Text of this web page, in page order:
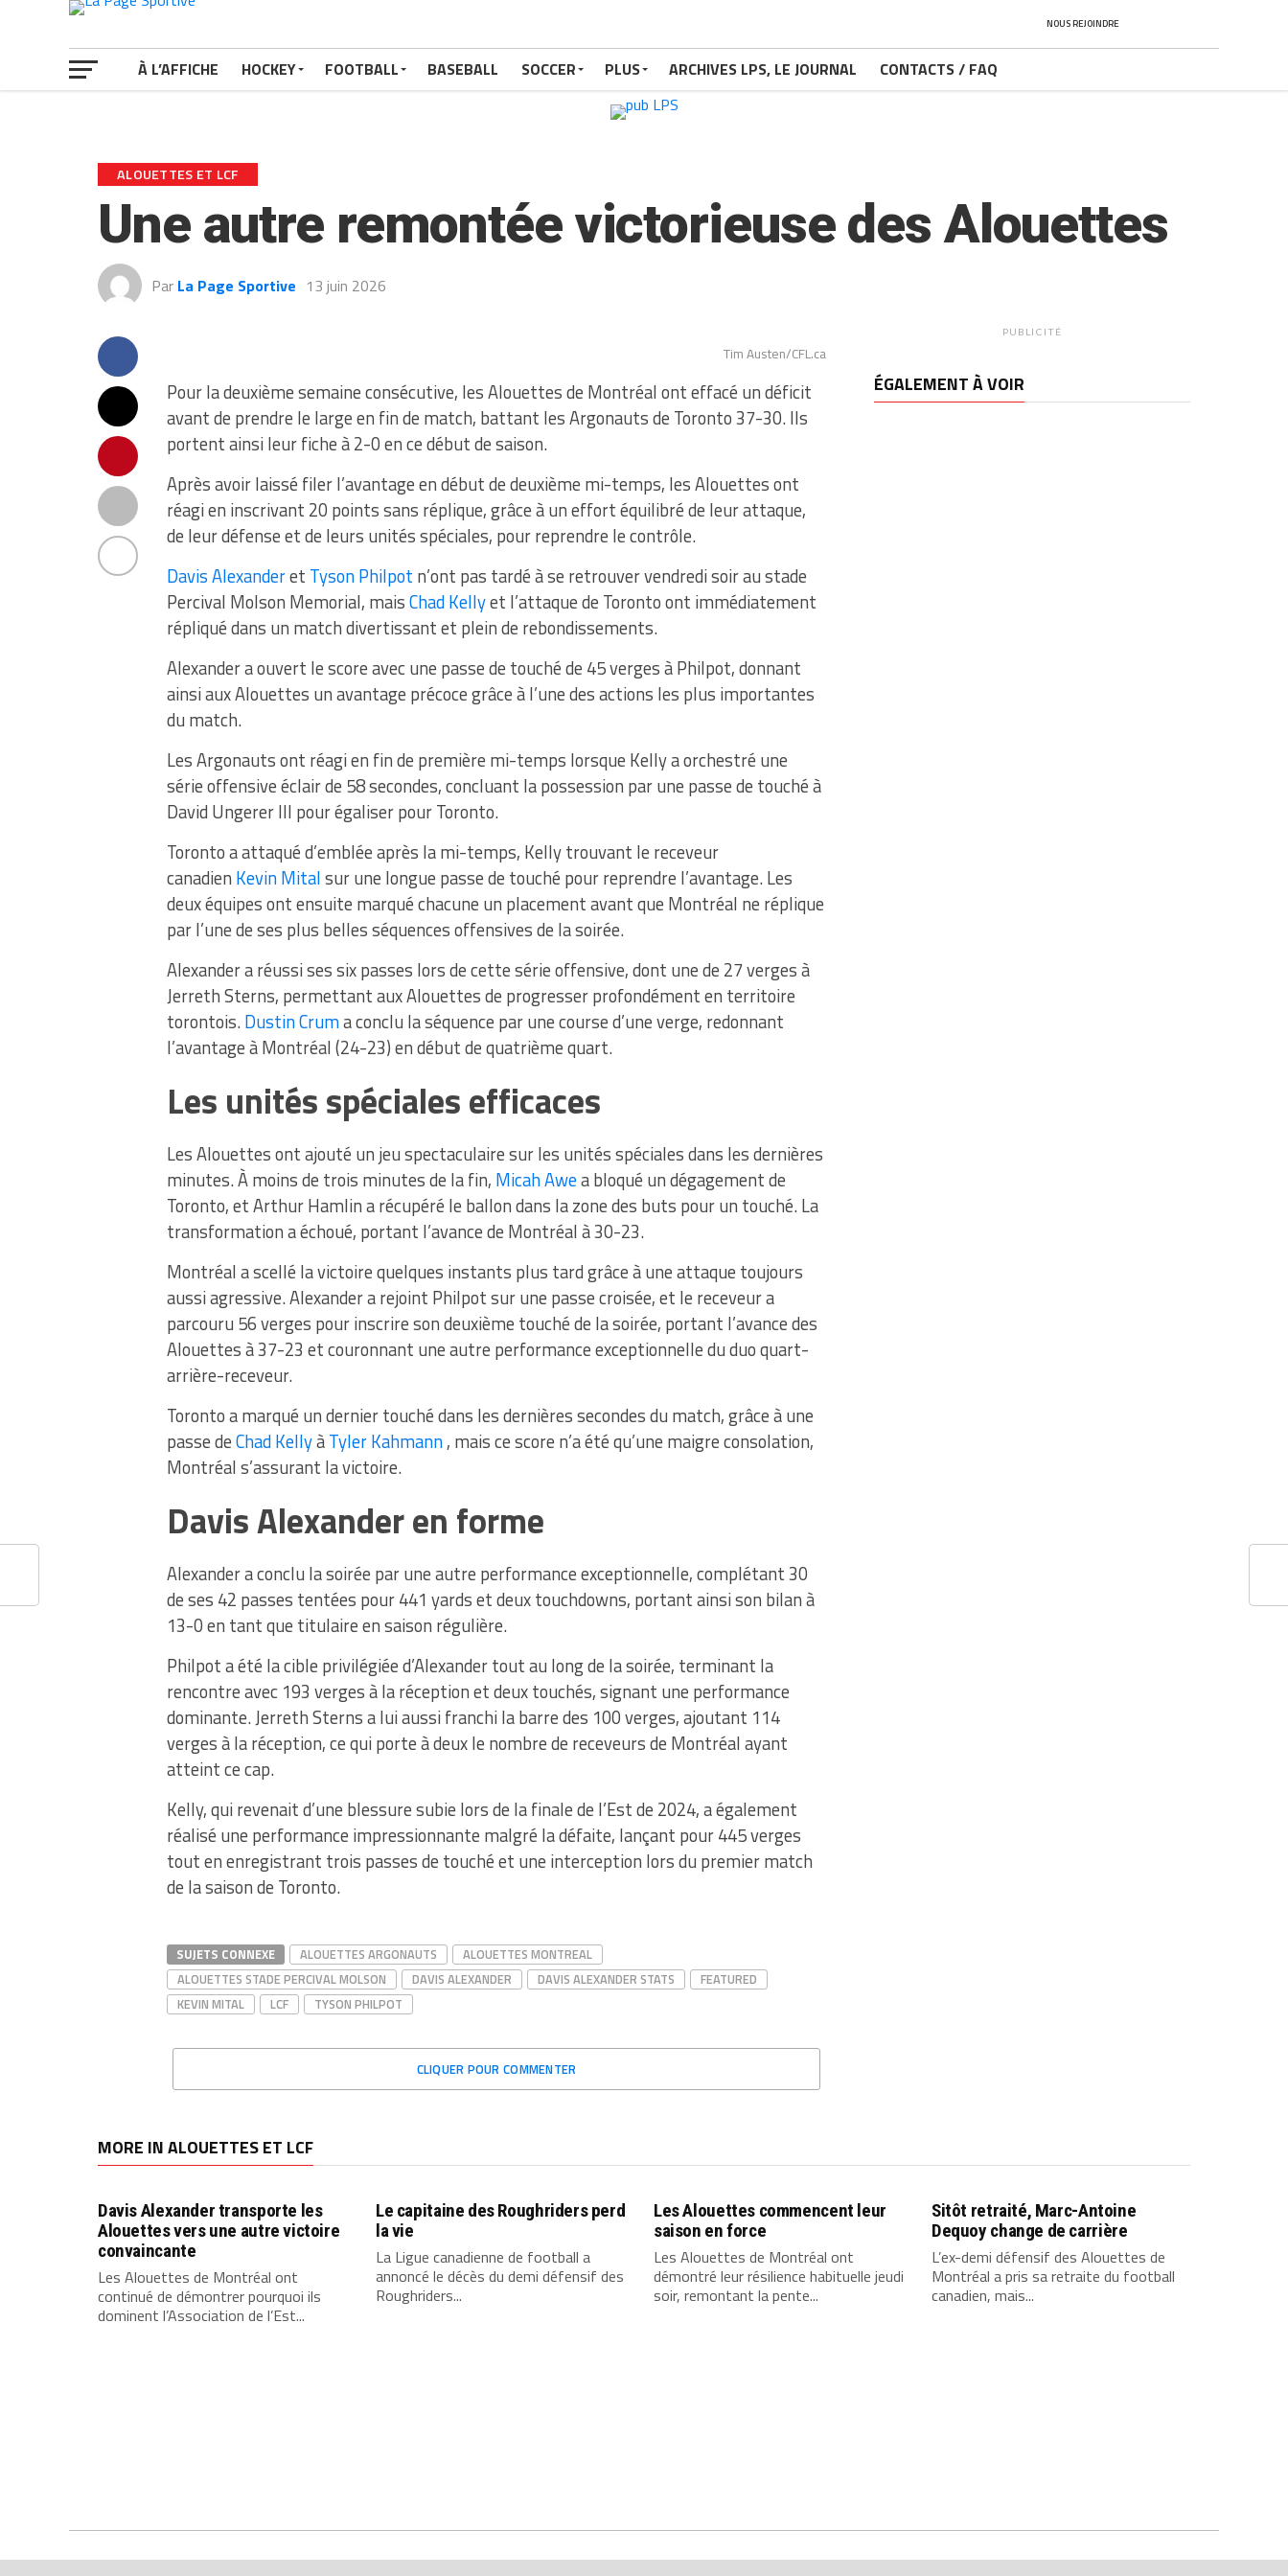
NOUS REJOINDRE
À L’AFFICHE HOCKEY FOOTBALL BASEBALL SOCCER PLUS ARCHIVES LPS, LE JOURNAL CONTACTS / FAQ
ALOUETTES ET LCF
Une autre remontée victorieuse des Alouettes
Par La Page Sportive 13 juin 2026
Tim Austen/CFL.ca
Pour la deuxième semaine consécutive, les Alouettes de Montréal ont effacé un déficit
avant de prendre le large en fin de match, battant les Argonauts de Toronto 37-30. Ils
portent ainsi leur fiche à 2-0 en ce début de saison.
Après avoir laissé filer l’avantage en début de deuxième mi-temps, les Alouettes ont
réagi en inscrivant 20 points sans réplique, grâce à un effort équilibré de leur attaque,
de leur défense et de leurs unités spéciales, pour reprendre le contrôle.
Davis Alexanderet Tyson Philpot n’ont pas tardé à se retrouver vendredi soir au stade
Percival Molson Memorial, maisChad Kellyet l’attaque de Toronto ont immédiatement
répliqué dans un match divertissant et plein de rebondissements.
Alexander a ouvert le score avec une passe de touché de 45 verges à Philpot, donnant
ainsi aux Alouettes un avantage précoce grâce à l’une des actions les plus importantes
du match.
Les Argonauts ont réagi en fin de première mi-temps lorsque Kelly a orchestré une
série offensive éclair de 58 secondes, concluant la possession par une passe de touché à
David Ungerer III pour égaliser pour Toronto.
Toronto a attaqué d’emblée après la mi-temps, Kelly trouvant le receveur
canadien Kevin Mitalsur une longue passe de touché pour reprendre l’avantage. Les
deux équipes ont ensuite marqué chacune un placement avant que Montréal ne réplique
par l’une de ses plus belles séquences offensives de la soirée.
Alexander a réussi ses six passes lors de cette série offensive, dont une de 27 verges à
Jerreth Sterns, permettant aux Alouettes de progresser profondément en territoire
torontois.Dustin Cruma conclu la séquence par une course d’une verge, redonnant
l’avantage à Montréal (24-23) en début de quatrième quart.
Les unités spéciales efficaces
Les Alouettes ont ajouté un jeu spectaculaire sur les unités spéciales dans les dernières
minutes. À moins de trois minutes de la fin, Micah Awea bloqué un dégagement de
Toronto, et Arthur Hamlin a récupéré le ballon dans la zone des buts pour un touché. La
transformation a échoué, portant l’avance de Montréal à 30-23.
Montréal a scellé la victoire quelques instants plus tard grâce à une attaque toujours
aussi agressive. Alexander a rejoint Philpot sur une passe croisée, et le receveur a
parcouru 56 verges pour inscrire son deuxième touché de la soirée, portant l’avance des
Alouettes à 37-23 et couronnant une autre performance exceptionnelle du duo quart-
arrière-receveur.
Toronto a marqué un dernier touché dans les dernières secondes du match, grâce à une
passe deChad KellyàTyler Kahmann, mais ce score n’a été qu’une maigre consolation,
Montréal s’assurant la victoire.
Davis Alexander en forme
Alexander a conclu la soirée par une autre performance exceptionnelle, complétant 30
de ses 42 passes tentées pour 441 yards et deux touchdowns, portant ainsi son bilan à
13-0 en tant que titulaire en saison régulière.
Philpot a été la cible privilégiée d’Alexander tout au long de la soirée, terminant la
rencontre avec 193 verges à la réception et deux touchés, signant une performance
dominante. Jerreth Sterns a lui aussi franchi la barre des 100 verges, ajoutant 114
verges à la réception, ce qui porte à deux le nombre de receveurs de Montréal ayant
atteint ce cap.
Kelly, qui revenait d’une blessure subie lors de la finale de l’Est de 2024, a également
réalisé une performance impressionnante malgré la défaite, lançant pour 445 verges
tout en enregistrant trois passes de touché et une interception lors du premier match
de la saison de Toronto.
SUJETS CONNEXE ALOUETTES ARGONAUTS
ALOUETTES MONTREAL
ALOUETTES STADE PERCIVAL MOLSON
DAVIS ALEXANDER DAVIS ALEXANDER STATS
FEATURED
KEVIN MITAL
LCF TYSON PHILPOT
CLIQUER POUR COMMENTER
PUBLICITÉ
ÉGALEMENT À VOIR
MORE IN ALOUETTES ET LCF
Davis Alexander transporte les
Alouettes vers une autre victoire
convaincante
Les Alouettes de Montréal ont
continué de démontrer pourquoi ils
dominent l’Association de l’Est...
Le capitaine des Roughriders perd
la vie
La Ligue canadienne de football a
annoncé le décès du demi défensif des
Roughriders...
Les Alouettes commencent leur
saison en force
Les Alouettes de Montréal ont
démontré leur résilience habituelle jeudi
soir, remontant la pente...
Sitôt retraité, Marc-Antoine
Dequoy change de carrière
L’ex-demi défensif des Alouettes de
Montréal a pris sa retraite du football
canadien, mais...